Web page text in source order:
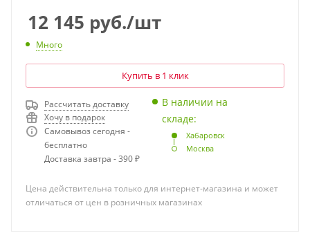
12 145 руб./шт
Много
Купить в 1 клик
Рассчитать доставку
Хочу в подарок
Самовывоз сегодня -
бесплатно
Доставка завтра - 390 ₽
В наличии на
складе:
Хабаровск
Москва
Цена действительна только для интернет-магазина и может
отличаться от цен в розничных магазинах